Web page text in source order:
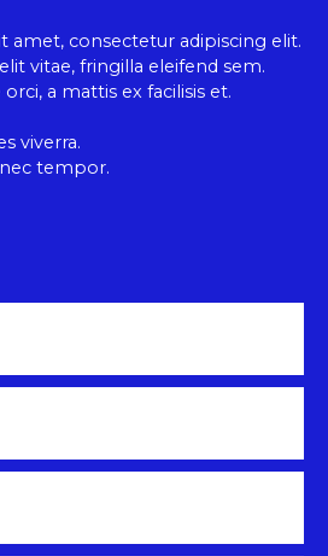
Montant estimé des
d'énergie pour un usage
€ et 2 080 € sur les années
compris).
amet, consectetur adipiscing elit.
vitae, fringilla eleifend sem.
a mattis ex facilisis et.
viverra.
tempor.